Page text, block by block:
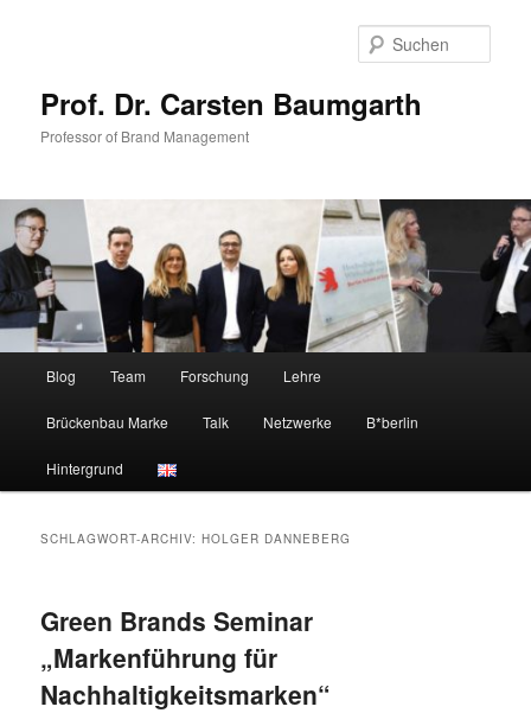
Prof. Dr. Carsten Baumgarth
Professor of Brand Management
Blog Team Forschung Lehre
Brückenbau Marke Talk Netzwerke B*berlin
Hintergrund
SCHLAGWORT-ARCHIV:HOLGER DANNEBERG
Green Brands Seminar
„Markenführung für
Nachhaltigkeitsmarken“